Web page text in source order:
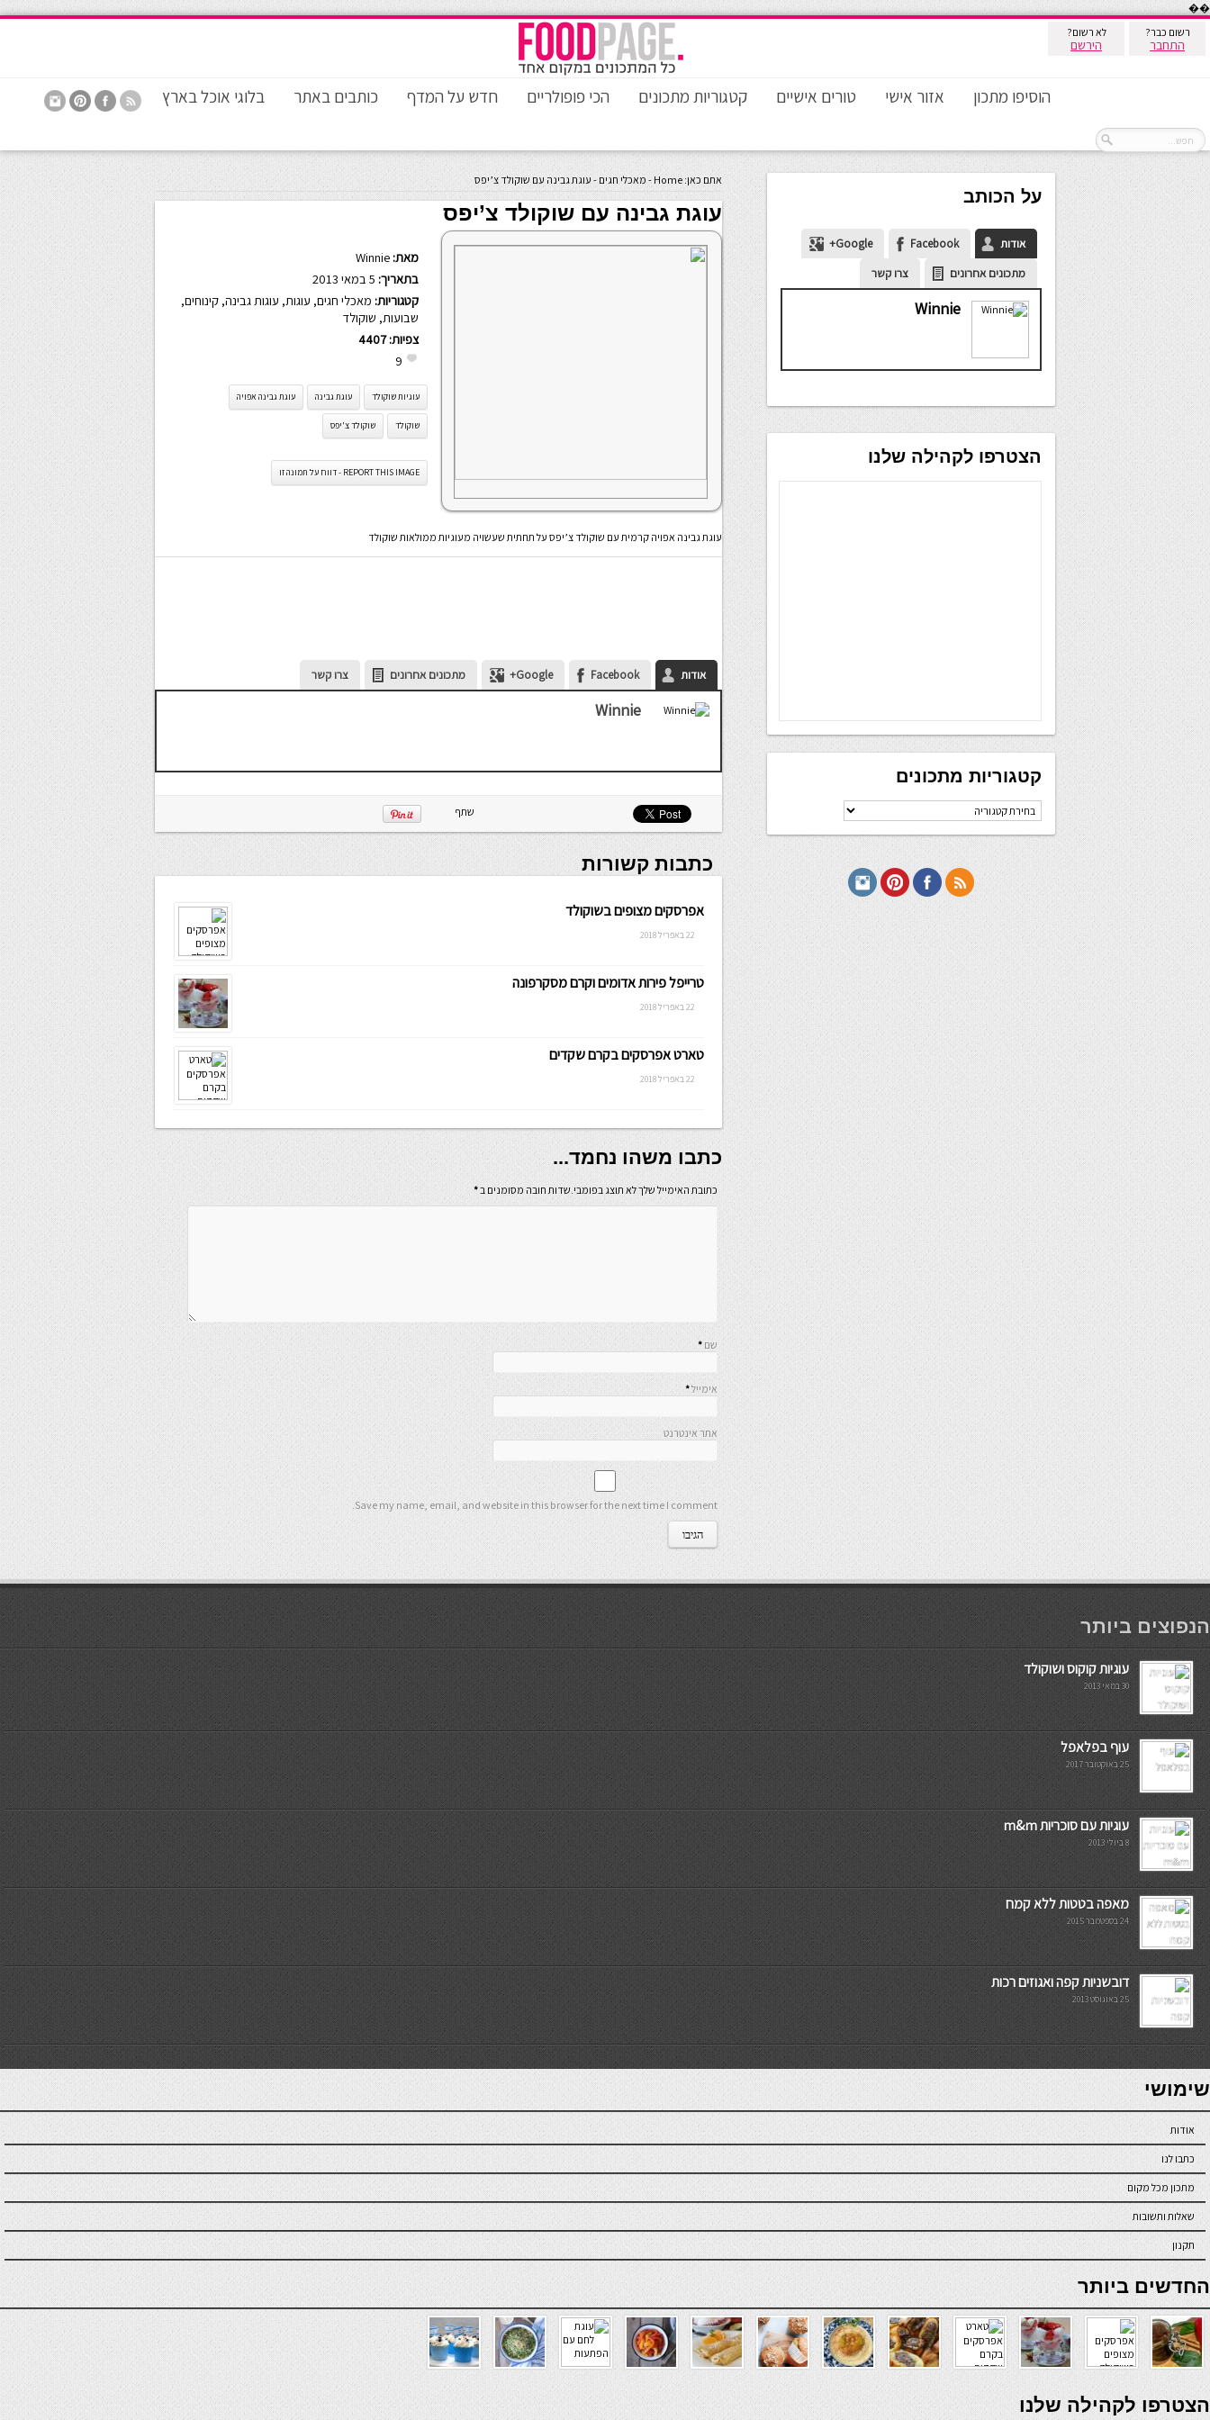
��
רשום כבר?
התחבר
לא רשום?
הירשם
הוסיפו מתכון אזור אישי טורים אישיים קטגוריות מתכונים הכי פופולריים חדש על המדף כותבים באתר בלוגי אוכל בארץ
אתם כאן: Home
- מאכלי חגים-עוגת גבינה עם שוקולד צ’יפס
עוגת גבינה עם שוקולד צ’יפס
מאת: Winnie
בתאריך:
קטגוריות: מאכלי חגים, עוגות, עוגות גבינה, קינוחים,
שבועות, שוקולד
צפיות:4407
9
עוגיות שוקולד עוגת גבינה עוגת גבינה אפויה
שוקולד שוקולד צ'יפס
REPORT THIS IMAGE - דווח על תמונה זו
עוגת גבינה אפויה קרמית עם שוקולד צ’יפס על תחתית שעשויה מעוגיות ממולאות שוקולד
אודות Facebook
Google+ מתכונים אחרונים צרו קשר
Winnie
שתף
כתבות קשורות
אפרסקים מצופים בשוקולד
22 באפריל 2018
טרייפל פירות אדומים וקרם מסקרפונה
22 באפריל 2018
טארט אפרסקים בקרם שקדים
22 באפריל 2018
כתבו משהו נחמד...
כתובת האימייל שלך לא תוצג בפומבי.שדות חובה מסומנים ב*
שם *
אימייל*
אתר אינטרנט
Save my name, email, and website in this browser for the next time I comment.
על הכותב
אודות Facebook
Google+
מתכונים אחרונים
צרו קשר
Winnie
הצטרפו לקהילה שלנו
קטגוריות מתכונים
קטגוריות
מתכונים
мостбет кг
הנפוצים ביותר
עוגיות קוקוס ושוקולד
30 במאי 2013
עוף בפלאפל
25 באוקטובר 2017
עוגיות עם סוכריות m&m
8 ביולי 2013
מאפה בטטות ללא קמח
24 בספטמבר 2015
דובשניות קפה ואגוזים רכות
25 באוגוסט 2013
7slots
seriöse online casinos österreich
שימושי
אודות
כתבו לנו
מתכון מכל מקום
שאלות ותשובות
תקנון
online casino
החדשים ביותר
verde casino
הצטרפו לקהילה שלנו